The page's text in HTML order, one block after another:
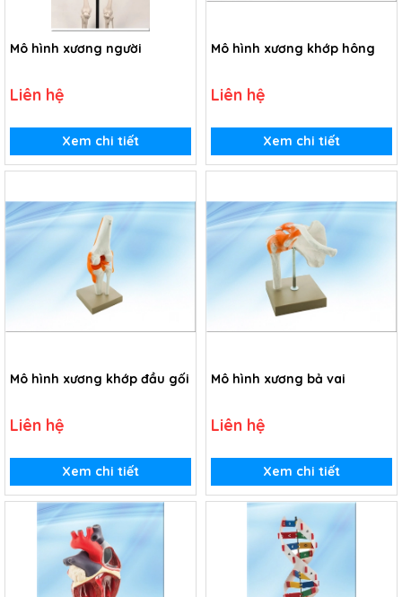
Mô hình xương người
Liên hệ
Xem chi tiết
Mô hình xương khớp hông
Liên hệ
Xem chi tiết
Mô hình xương khớp đầu gối
Liên hệ
Xem chi tiết
Mô hình xương bả vai
Liên hệ
Xem chi tiết